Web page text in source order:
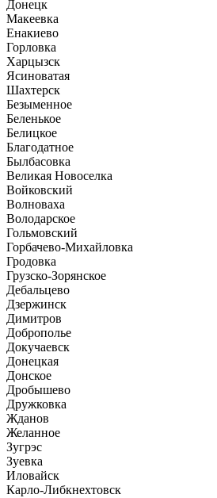
Донецк
Макеевка
Енакиево
Горловка
Харцызск
Ясиноватая
Шахтерск
Безыменное
Беленькое
Белицкое
Благодатное
Былбасовка
Великая Новоселка
Войковский
Волноваха
Володарское
Гольмовский
Горбачево-Михайловка
Гродовка
Грузско-Зорянское
Дебальцево
Дзержинск
Димитров
Доброполье
Докучаевск
Донецкая
Донское
Дробышево
Дружковка
Жданов
Желанное
Зугрэс
Зуевка
Иловайск
Карло-Либкнехтовск